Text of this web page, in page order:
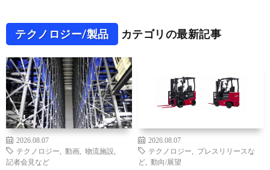
テクノロジー/製品 カテゴリの最新記事
2026.08.07
テクノロジー
動画 物流施設
記者会見など
2026.08.07
テクノロジー
プレスリリースな
ど
動向/展望